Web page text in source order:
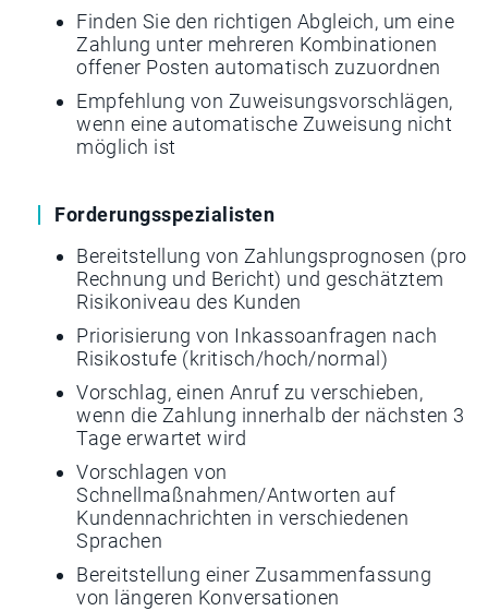
Finden Sie den richtigen Abgleich, um eine
Zahlung unter mehreren Kombinationen
offener Posten automatisch zuzuordnen
Empfehlung von Zuweisungsvorschlägen,
wenn eine automatische Zuweisung nicht
möglich ist
Forderungsspezialisten
Bereitstellung von Zahlungsprognosen (pro
Rechnung und Bericht) und geschätztem
Risikoniveau des Kunden
Priorisierung von Inkassoanfragen nach
Risikostufe (kritisch/hoch/normal)
Vorschlag, einen Anruf zu verschieben,
wenn die Zahlung innerhalb der nächsten 3
Tage erwartet wird
Vorschlagen von
Schnellmaßnahmen/Antworten auf
Kundennachrichten in verschiedenen
Sprachen
Bereitstellung einer Zusammenfassung
von längeren Konversationen